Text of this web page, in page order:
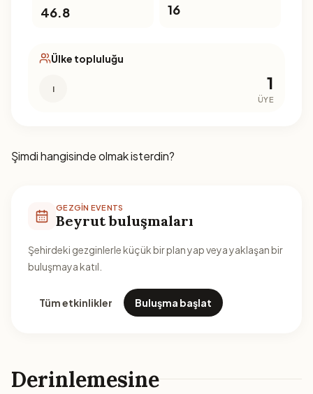
Derinlemesine
46.8 16
Ülke topluluğu
I 1
ÜYE
Şimdi hangisinde olmak isterdin?
GEZGIN EVENTS
Beyrut buluşmaları
Şehirdeki gezginlerle küçük bir plan yap veya yaklaşan bir
buluşmaya katıl.
Tüm etkinlikler Buluşma başlat